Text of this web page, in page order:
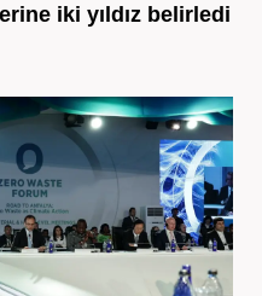
iki yıldız belirledi